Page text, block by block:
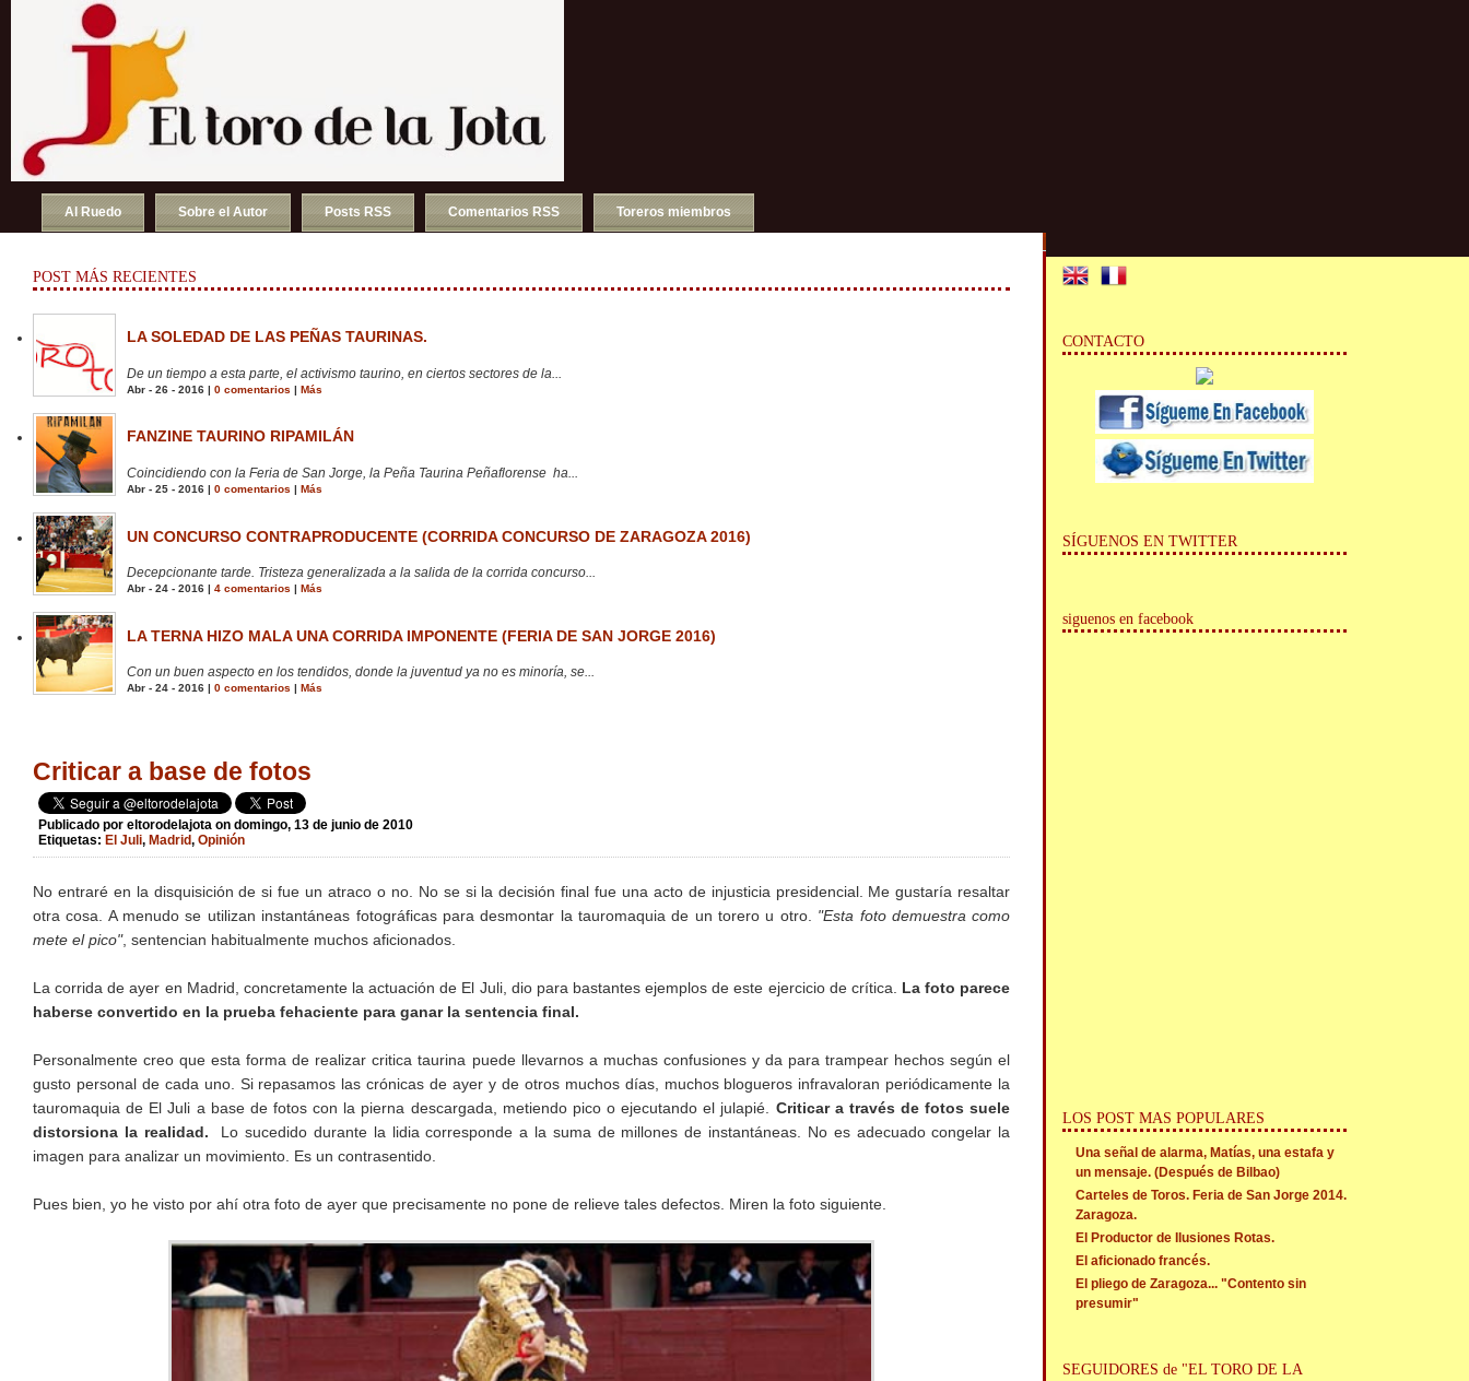
Al Ruedo Sobre el Autor Posts RSS Comentarios RSS Toreros miembros
POST MÁS RECIENTES
LA SOLEDAD DE LAS PEÑAS TAURINAS.
De un tiempo a esta parte, el activismo taurino, en ciertos sectores de la...
Abr - 26 - 2016 | 0 comentarios | Más
FANZINE TAURINO RIPAMILÁN
Coincidiendo con la Feria de San Jorge, la Peña Taurina Peñaflorense ha...
Abr - 25 - 2016 | 0 comentarios | Más
UN CONCURSO CONTRAPRODUCENTE (CORRIDA CONCURSO DE ZARAGOZA 2016)
Decepcionante tarde. Tristeza generalizada a la salida de la corrida concurso...
Abr - 24 - 2016 | 4 comentarios | Más
LA TERNA HIZO MALA UNA CORRIDA IMPONENTE (FERIA DE SAN JORGE 2016)
Con un buen aspecto en los tendidos, donde la juventud ya no es minoría, se...
Abr - 24 - 2016 | 0 comentarios Más
Criticar a base de fotos
Publicado por eltorodelajota on domingo, 13 de junio de 2010
Etiquetas: El Juli, Madrid, Opinión
No entraré en la disquisición de si fue un atraco o no. No se si la decisión final fue una acto de injusticia presidencial. Me gustaría resaltar
otra cosa. A menudo se utilizan instantáneas fotográficas para desmontar la tauromaquia de un torero u otro. "Esta foto demuestra como
mete el pico", sentencian habitualmente muchos aficionados.
La corrida de ayer en Madrid, concretamente la actuación de El Juli, dio para bastantes ejemplos de este ejercicio de crítica. La foto parece
haberse convertido en la prueba fehaciente para ganar la sentencia final.
Personalmente creo que esta forma de realizar critica taurina puede llevarnos a muchas confusiones y da para trampear hechos según el
gusto personal de cada uno. Si repasamos las crónicas de ayer y de otros muchos días, muchos blogueros infravaloran periódicamente la
tauromaquia de El Juli a base de fotos con la pierna descargada, metiendo pico o ejecutando el julapié. Criticar a través de fotos suele
distorsiona la realidad.
Lo sucedido durante la lidia corresponde a la suma de millones de instantáneas. No es adecuado congelar la
imagen para analizar un movimiento. Es un contrasentido.
Pues bien, yo he visto por ahí otra foto de ayer que precisamente no pone de relieve tales defectos. Miren la foto siguiente.
CONTACTO
SÍGUENOS EN TWITTER
siguenos en facebook
LOS POST MAS POPULARES
Una señal de alarma, Matías, una estafa y
un mensaje. (Después de Bilbao)
Carteles de Toros. Feria de San Jorge 2014.
Zaragoza.
El Productor de Ilusiones Rotas.
El aficionado francés.
El pliego de Zaragoza... "Contento sin
presumir"
SEGUIDORES de "EL TORO DE LA